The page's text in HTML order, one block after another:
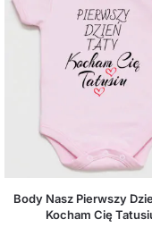
Body Nasz Pierwszy
Kocham Cię